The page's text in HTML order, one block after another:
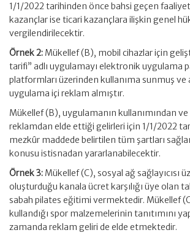
1/1/2022 tarihinden önce bahsi geçen
kazançlar ise ticari kazançlara ilişkin genel
vergilendirilecektir.
Örnek 2: Mükellef (B), mobil cihazlar için
tarifi” adlı uygulamayı elektronik uygulama
platformları üzerinden kullanıma sunmuş ve
uygulama içi reklam almıştır.
Mükellef (B), uygulamanın kullanımından
reklamdan elde ettiği gelirleri için 1/1/2022
mezkûr maddede belirtilen tüm şartları
konusu istisnadan yararlanabilecektir.
Örnek 3: Mükellef (C), sosyal ağ sağlayıcısı
oluşturduğu kanala ücret karşılığı üye olan
sabah pilates eğitimi vermektedir. Mükellef
kullandığı spor malzemelerinin tanıtımını
zamanda reklam geliri de elde etmektedir.